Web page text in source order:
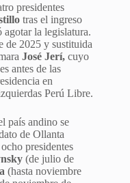
presidentes
tras el ingreso
la legislatura.
de 2025 y sustituida
José Jerí, cuyo
antes de las
en
Perú Libre.
país andino se
de Ollanta
presidentes
(de julio de
(hasta noviembre